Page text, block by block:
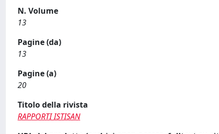
N. Volume
13
Pagine (da)
13
Pagine (a)
20
Titolo della rivista
RAPPORTI ISTISAN